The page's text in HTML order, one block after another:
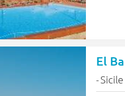
El
-Sicile